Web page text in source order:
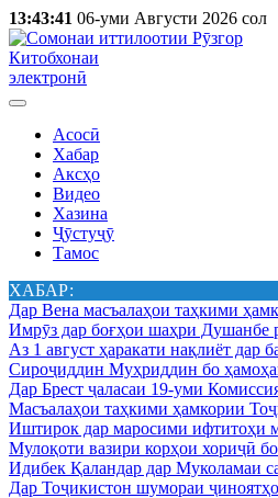
13:43:41 06-уми Августи 2026 сол
Китобхонаи
электронӣ
Асосӣ
Хабар
Аксҳо
Видео
Хазина
Ҷӯстуҷӯ
Тамос
ХАБАР:
Дар Вена масъалаҳои таҳкими
Имрӯз дар боғҳои шаҳри Душанбе
Аз 1 август ҳаракати нақлиёт дар
Сироҷиддин Муҳриддин бо
Дар Брест ҷаласаи 19-уми
Масъалаҳои таҳкими ҳамкории
Иштирок дар маросими ифтитоҳи
Мулоқоти вазири корҳои хориҷӣ
Идибек Қаландар дар Муколамаи
Дар Тоҷикистон шумораи